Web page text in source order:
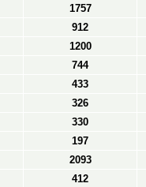
1757
912
1200
744
433
326
330
197
2093
412